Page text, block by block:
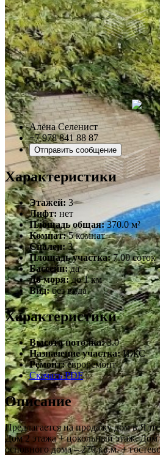
Алёна Селенист
+7 978 841 88 87
Отправить сообщение
Характеристики
Этажей: 3
Лифт: нет
Площадь общая: 370.0 м²
Комнат: 5 комнат
Спален: 3
Площадь участка: 7.00 соток
Бассейн: да
До моря: до 1 км
Вид: без вида
Характеристики
Высота потолка: 3.0
Назначение участка: ИЖС
Ремонт: евроремонт
Скачать PDF
Описание
Предлагается на продажу дом в
Дом 2 этажа + цокольный этаж.
основного дома – 270 кв.м. +